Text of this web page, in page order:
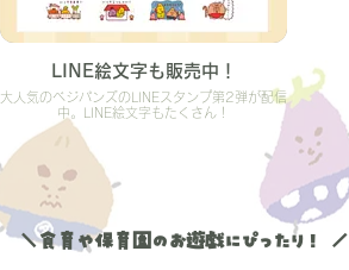
LINE絵文字も販売中！
大人気のベジパンズのLINEスタンプ第2弾が配信
中。LINE絵文字もたくさん！
＼食育や保育園のお遊戯にぴったり！ ／